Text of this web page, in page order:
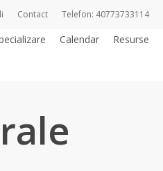
Contact Telefon: 40773733114
Calendar Resurse